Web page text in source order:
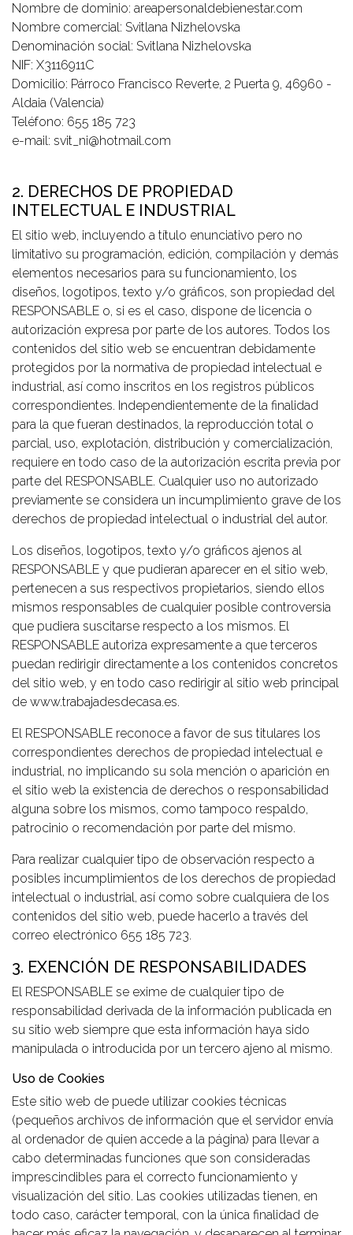
Nombre de dominio: areapersonaldebienestar.com
Nombre comercial: Svitlana Nizhelovska
Denominación social: Svitlana Nizhelovska
NIF: X3116911C
Domicilio: Párroco Francisco Reverte, 2 Puerta 9, 46960 -
Aldaia (Valencia)
Teléfono: 655 185 723
e-mail: svit_ni@hotmail.com
2. DERECHOS DE PROPIEDAD
INTELECTUAL E INDUSTRIAL
El sitio web, incluyendo a título enunciativo pero no
limitativo su programación, edición, compilación y demás
elementos necesarios para su funcionamiento, los
diseños, logotipos, texto y/o gráficos, son propiedad del
RESPONSABLE o, si es el caso, dispone de licencia o
autorización expresa por parte de los autores. Todos los
contenidos del sitio web se encuentran debidamente
protegidos por la normativa de propiedad intelectual e
industrial, así como inscritos en los registros públicos
correspondientes. Independientemente de la finalidad
para la que fueran destinados, la reproducción total o
parcial, uso, explotación, distribución y comercialización,
requiere en todo caso de la autorización escrita previa por
parte del RESPONSABLE. Cualquier uso no autorizado
previamente se considera un incumplimiento grave de los
derechos de propiedad intelectual o industrial del autor.
Los diseños, logotipos, texto y/o gráficos ajenos al
RESPONSABLE y que pudieran aparecer en el sitio web,
pertenecen a sus respectivos propietarios, siendo ellos
mismos responsables de cualquier posible controversia
que pudiera suscitarse respecto a los mismos. El
RESPONSABLE autoriza expresamente a que terceros
puedan redirigir directamente a los contenidos concretos
del sitio web, y en todo caso redirigir al sitio web principal
de www.trabajadesdecasa.es.
El RESPONSABLE reconoce a favor de sus titulares los
correspondientes derechos de propiedad intelectual e
industrial, no implicando su sola mención o aparición en
el sitio web la existencia de derechos o responsabilidad
alguna sobre los mismos, como tampoco respaldo,
patrocinio o recomendación por parte del mismo.
Para realizar cualquier tipo de observación respecto a
posibles incumplimientos de los derechos de propiedad
intelectual o industrial, así como sobre cualquiera de los
contenidos del sitio web, puede hacerlo a través del
correo electrónico 655 185 723.
3. EXENCIÓN DE RESPONSABILIDADES
El RESPONSABLE se exime de cualquier tipo de
responsabilidad derivada de la información publicada en
su sitio web siempre que esta información haya sido
manipulada o introducida por un tercero ajeno al mismo.
Uso de Cookies
Este sitio web de puede utilizar cookies técnicas
(pequeños archivos de información que el servidor envía
al ordenador de quien accede a la página) para llevar a
cabo determinadas funciones que son consideradas
imprescindibles para el correcto funcionamiento y
visualización del sitio. Las cookies utilizadas tienen, en
todo caso, carácter temporal, con la única finalidad de